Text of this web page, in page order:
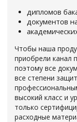
дипломов
документов
Чтобы наша
приобрели канал
поэтому все
все степени
высокий класс и
только
расходные